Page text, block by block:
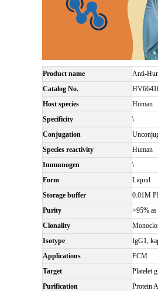
Product name
Anti-
Catalog No.
Host species
Human
Specificity
\
Conjugation
Species reactivity
Human
Immunogen
\
Form
Liquid
Storage buffer
0.01M
Purity
>95%
Clonality
Isotype
IgG1,
Applications
FCM
Target
Platelet
Purification
Protein